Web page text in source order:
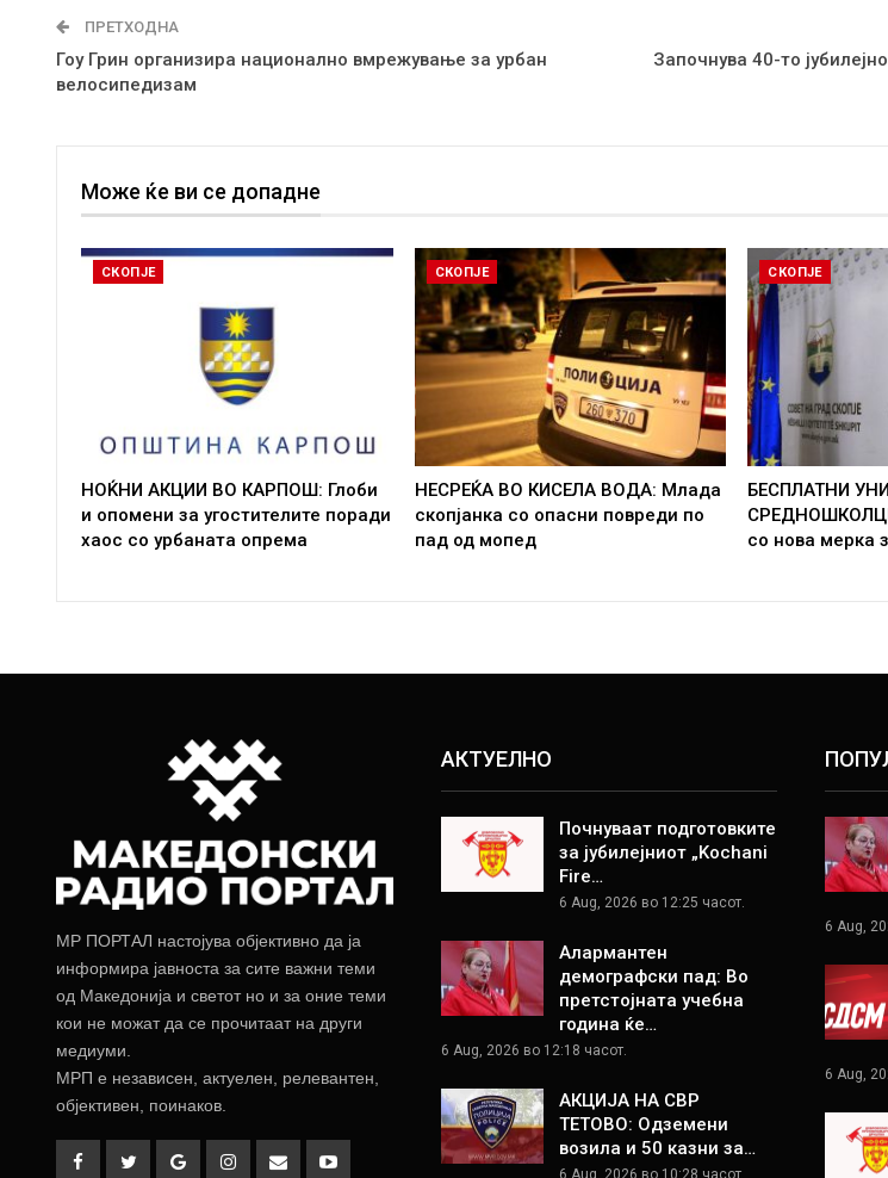
ПРЕТХОДНА
Гоу Грин организира национално вмрежување за урбан
велосипедизам
Започнува 40-то
Може ќе ви се допадне
СКОПЈЕ
НОЌНИ АКЦИИ ВО КАРПОШ: Глоби
и опомени за угостителите поради
хаос со урбаната опрема
СКОПЈЕ
НЕСРЕЌА ВО КИСЕЛА ВОДА: Млада
скопјанка со опасни повреди по
пад од мопед
СКОПЈЕ
БЕСПЛАТНИ
со нова мерка
МР ПОРТАЛ настојува објективно да ја
информира јавноста за сите важни теми
од Македонија и светот но и за оние теми
кои не можат да се прочитаат на други
медиуми.
МРП е независен, актуелен, релевантен,
објективен, поинаков.
АКТУЕЛНО
Почнуваат подготовките
за јубилејниот „Kochani
Fire…
6 Aug, 2026 во 12:25 часот.
Алармантен
демографски пад: Во
претстојната учебна
година ќе…
6 Aug, 2026 во 12:18 часот.
АКЦИЈА НА СВР
ТЕТОВО: Одземени
возила и 50 казни за…
6 Aug, 2026 во 10:28 часот.
6 Aug,
6 Aug,